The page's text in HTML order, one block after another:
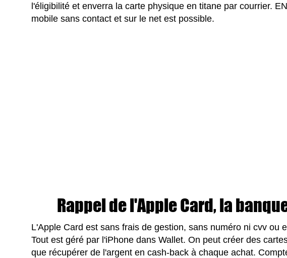
l'éligibilité et enverra la carte physique en titane par courrier.
mobile sans contact et sur le net est possible.
Rappel de l'Apple Card, la
L'Apple Card est sans frais de gestion, sans numéro ni cvv ou
Tout est géré par l'iPhone dans Wallet. On peut créer des
que récupérer de l'argent en cash-back à chaque achat.